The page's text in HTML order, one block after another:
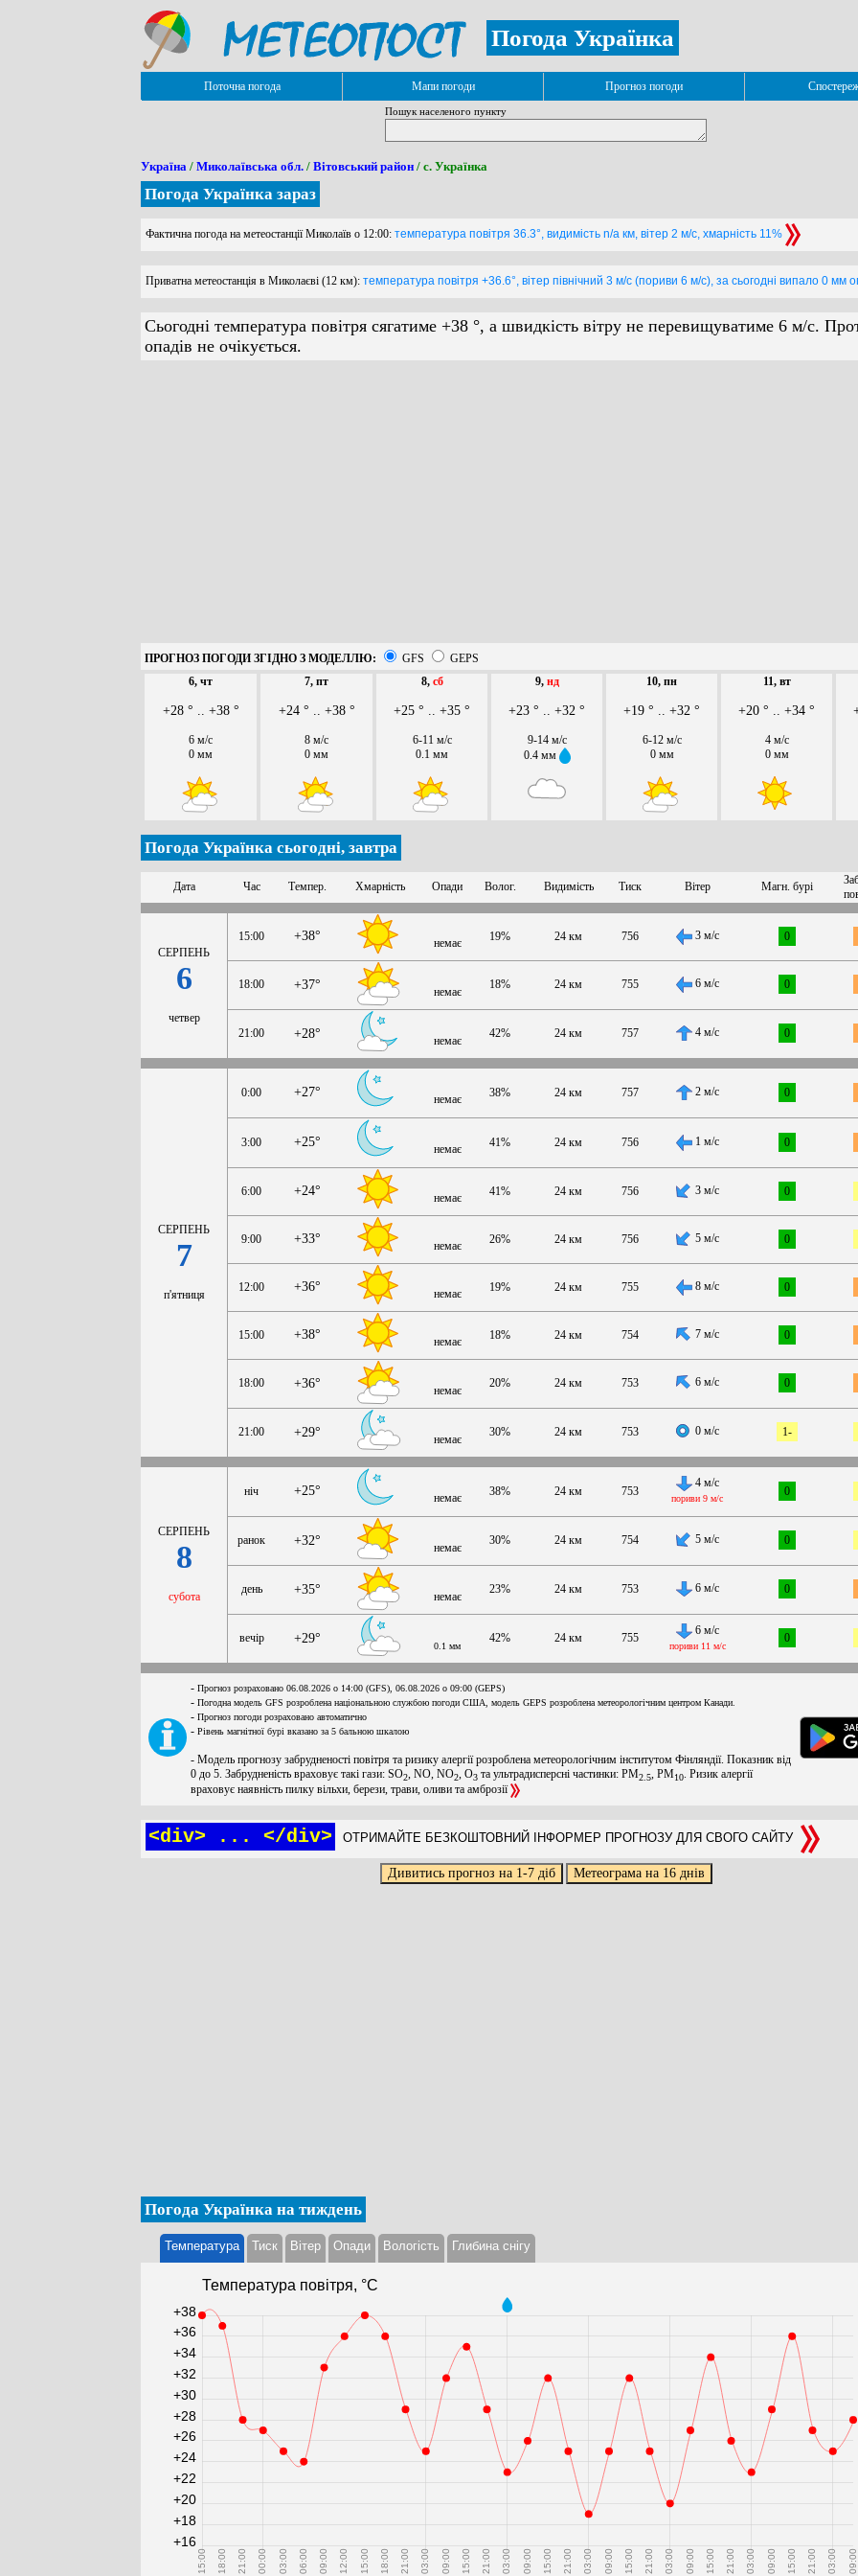
Погода Українка
Поточна погода Мапи погоди Прогноз погоди
Пошук населеного пункту
Україна / Миколаївська обл. / Вітовський район / с. Українка
Погода Українка зараз
Фактична погода на метеостанції Миколаїв о 12:00: температура повітря 36.3°, видимість n/a км, вітер 2 м/с, хмарність 11%
Приватна метеостанція в Миколаєві (12 км): температура повітря +36.6°, вітер північний 3 м/с (пориви 6 м/с), за сьогодні випало 0 мм
Сьогодні температура повітря сягатиме +38 °, а швидкість вітру не перевищуватиме 6 м/с.
опадів не очікується.
ПРОГНОЗ ПОГОДИ ЗГІДНО З МОДЕЛЛЮ: GFS
GEPS
6, чт
+28 ° .. +38 °
6 м/с
0 мм
7, пт
+24 ° .. +38 °
8 м/с
0 мм
8, сб
+25 ° .. +35 °
6-11 м/с
0.1 мм
9, нд
+23 ° .. +32 °
9-14 м/с
0.4 мм
10, пн
+19 ° .. +32 °
6-12 м/с
0 мм
11, вт
+20 ° .. +34 °
4 м/с
0 мм
Погода Українка сьогодні, завтра
Дата Час Темпер. Хмарність Опади Волог. Видимість Тиск Вітер Магн. бурі
СЕРПЕНЬ
6
четвер
15:00 +38° немає 19% 24 км 756 3 м/с 0
18:00 +37° немає
18% 24 км 755 6 м/с 0
21:00 +28° немає
42% 24 км 757 4 м/с 0
СЕРПЕНЬ
7
п'ятниця
0:00 +27° немає 38% 24 км 757 2 м/с 0
3:00 +25° немає 41% 24 км 756 1 м/с 0
6:00 +24° немає 41% 24 км 756 3 м/с 0
9:00 +33° немає 26% 24 км 756 5 м/с 0
12:00 +36° немає 19% 24 км 755 8 м/с 0
15:00 +38° немає 18% 24 км 754 7 м/с 0
18:00 +36° немає
20% 24 км 753 6 м/с 0
21:00 +29° немає
30% 24 км 753 0 м/с 1-
СЕРПЕНЬ
8
субота
ніч +25° немає 38% 24 км 753
4 м/с
пориви 9 м/с
0
ранок +32° немає
30% 24 км 754 5 м/с 0
день +35° немає
23% 24 км 753 6 м/с 0
вечір +29°
0.1 мм
42% 24 км 755
6 м/с
пориви 11 м/с
0
- Прогноз розраховано 06.08.2026 о 14:00 (GFS), 06.08.2026 о 09:00 (GEPS)
- Погодна модель GFS розроблена національною службою погоди США, модель GEPS розроблена метеорологічним центром Канади.
- Прогноз погоди розраховано автоматично
- Рівень магнітної бурі вказано за 5 бальною шкалою
- Модель прогнозу забрудненості повітря та ризику алергії розроблена метеорологічним інститутом Фінляндії. Показник від
0 до 5. Забрудненість враховує такі гази: SO2 , NO, NO2 , O3 та ультрадисперсні частинки: PM2.5 , PM10 . Ризик алергії
враховує наявність пилку вільхи, берези, трави, оливи та амброзії
<div> ... </div> ОТРИМАЙТЕ БЕЗКОШТОВНИЙ ІНФОРМЕР ПРОГНОЗУ ДЛЯ СВОГО САЙТУ
Погода Українка на тиждень
Температура Тиск Вітер Опади Вологість Глибина снігу
Температура повітря, °С
15:00 18:00 21:00 00:00 03:00 06:00 09:00 12:00 15:00 18:00 21:00 03:00 09:00 15:00 21:00 03:00 09:00 15:00 21:00 03:00 09:00 15:00 21:00 03:00 09:00 15:00 21:00 03:00 09:00 15:00 21:00 03:00 09:00
+16
+18
+20
+22
+24
+26
+28
+30
+32
+34
+36
+38